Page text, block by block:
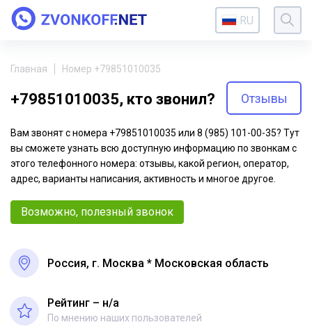
RU
Главная Номер +79851010035
+79851010035, кто звонил? Отзывы
Вам звонят с номера +79851010035 или 8 (985) 101-00-35? Тут
вы сможете узнать всю доступную информацию по звонкам с
этого телефонного номера: отзывы, какой регион, оператор,
адрес, варианты написания, активность и многое другое.
Возможно, полезный звонок
Россия, г. Москва * Московская область
Рейтинг – н/a
По мнению наших пользователей